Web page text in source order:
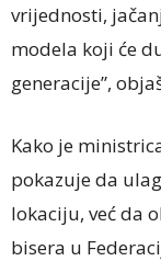
vrijednosti,
modela koji će
generacije”,
Kako je
pokazuje da
lokaciju, već da
bisera u